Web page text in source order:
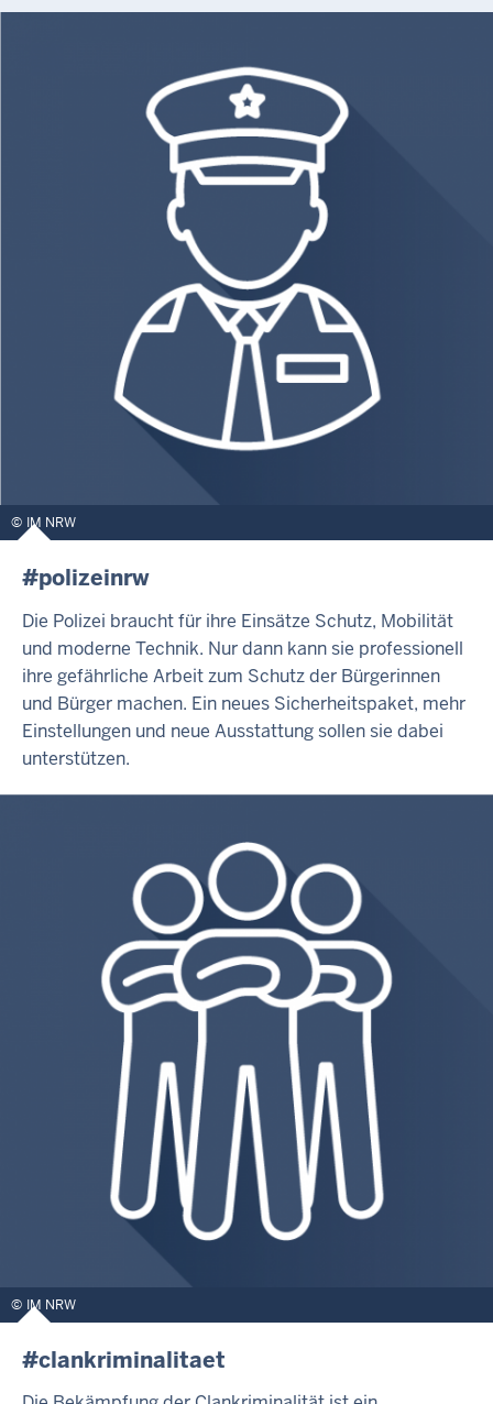
IM NRW
#polizeinrw
Die Polizei braucht für ihre Einsätze Schutz, Mobilität
und moderne Technik. Nur dann kann sie professionell
ihre gefährliche Arbeit zum Schutz der Bürgerinnen
und Bürger machen. Ein neues Sicherheitspaket, mehr
Einstellungen und neue Ausstattung sollen sie dabei
unterstützen.
IM NRW
#clankriminalitaet